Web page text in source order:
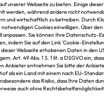
Köpfe
Vorstand tritt
Prof. Dr.-Ing. Josef
haben mit sofortiger
des Vereins agenda4
über eine mögliche
Gesellschaft für
unserer Webseite zu bieten. Einige
werden, während andere nicht
und wirtschaftlich zu betreiben. Durch
Cookies einwilligen. Über
anpassen. Sie können Ihre Datenschutz-
indem Sie auf den Link 'Cookie-
Webseite erhobenen Daten in den
Art. 49 Abs. 1 S. 1 lit. a DSGVO ein,
Anbieter entnehmen Sie bitte der
als ein Land mit einem nach EU-
das Risiko, dass Ihre Daten
auch ohne